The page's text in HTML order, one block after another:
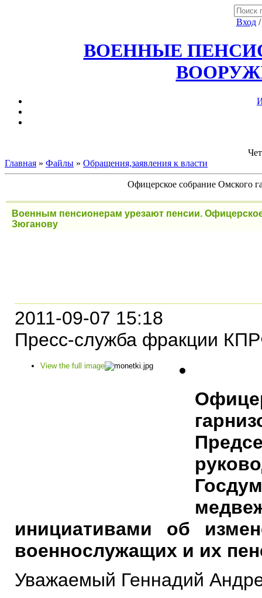
Вход
ВОЕННЫЕ
Главная » Файлы » Обращения,заявления к власти
Офицерское собрание Омского
Военным пенсионерам урезают пенсии.
Зюганову
2011-09-07 15:18
Пресс-служба фракции
View the full image
инициативами об
военнослужащих и их
Уважаемый Геннадий